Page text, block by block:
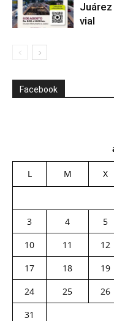
vial
Facebook
L M X
3
4 5
10
11 12
17
18 19
24
25 26
31